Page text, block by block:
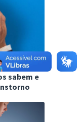
sabem e